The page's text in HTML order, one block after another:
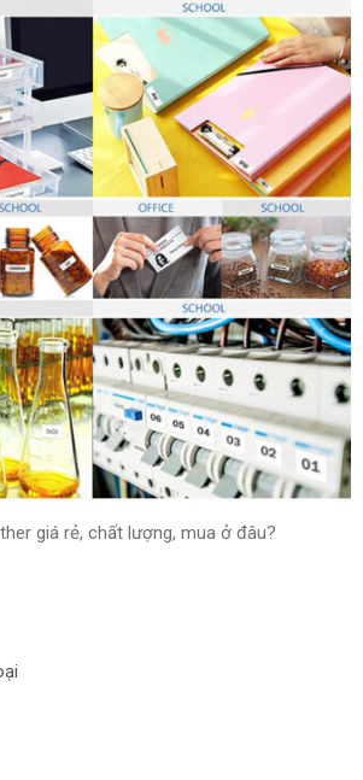
giá rẻ, chất lượng, mua ở đâu?